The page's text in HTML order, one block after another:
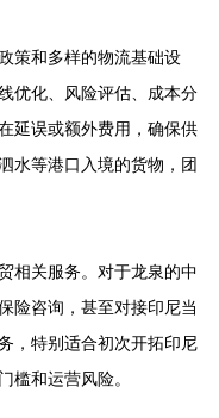
策和多样的物流基础设
优化、风险评估、成本分
延误或额外费用，确保供
水等港口入境的货物，团
相关服务。对于龙泉的中
险咨询，甚至对接印尼当
，特别适合初次开拓印尼
槛和运营风险。